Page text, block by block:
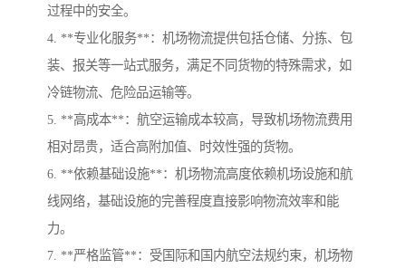
过程中的安全。
4. **专业化服务**：机场物流提供包括仓储、分拣、包
装、报关等一站式服务，满足不同货物的特殊需求，如
冷链物流、危险品运输等。
5. **高成本**：航空运输成本较高，导致机场物流费用
相对昂贵，适合高附加值、时效性强的货物。
6. **依赖基础设施**：机场物流高度依赖机场设施和航
线网络，基础设施的完善程度直接影响物流效率和能
力。
7. **严格监管**：受国际和国内航空法规约束，机场物